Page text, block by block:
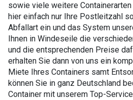
sowie viele weitere
hier einfach nur Ihre Postleitzahl
Abfallart ein und das System
Ihnen in Windeseile die
und die entsprechenden Preise
erhalten Sie dann von uns ein
Miete Ihres Containers samt
können Sie in ganz Deutschland
Container mit unserem Top-